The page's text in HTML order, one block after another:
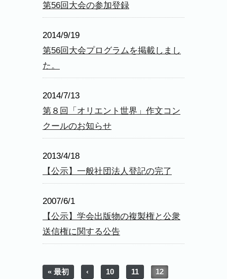
第56回大会の参加登録
2014/9/19
第56回大会プログラムを掲載しまし
た。
2014/7/13
第８回「オリエント世界」作文コン
クールのお知らせ
2013/4/18
【公示】一般社団法人登記の完了
2007/6/1
【公示】学会出版物の複製権と公衆
送信権に関する公告
« 最初 ‹ 10 11 12